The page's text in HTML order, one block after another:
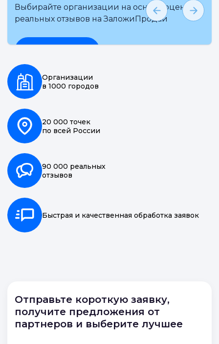
Выбирайте организации на основе оценки и
реальных отзывов на ЗаложиПродай
Организации
в 1000 городов
20 000 точек
по всей России
90 000 реальных
отзывов
Быстрая и качественная обработка заявок
Отправьте короткую заявку,
получите предложения от
партнеров и выберите лучшее